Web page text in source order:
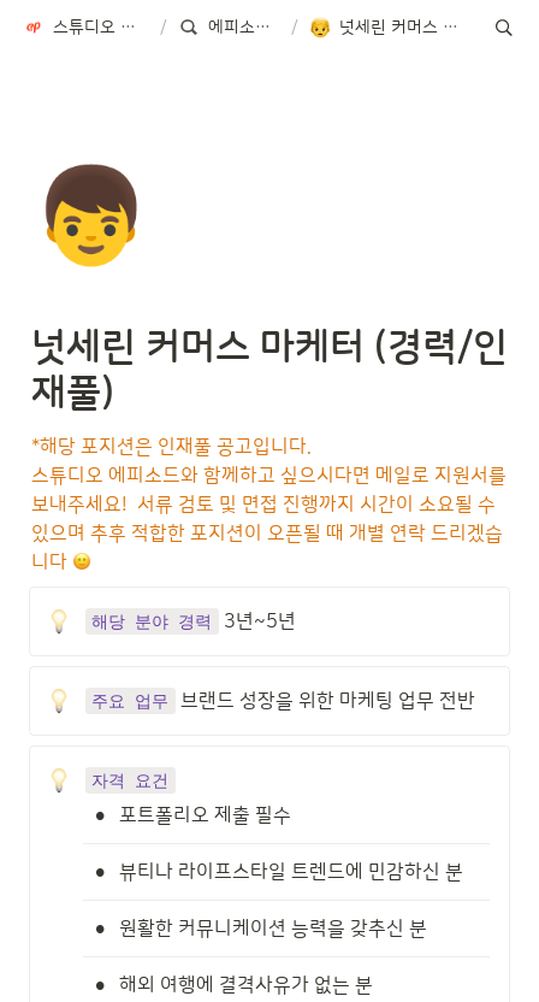
스튜디오 에피소드 STUDIO EPISODE / 에피소드 오픈 포지션 / 넛세린 커머스 마케터 (경력/인재풀)
👦
넛세린 커머스 마케터 (경력/인
재풀)
*해당 포지션은 인재풀 공고입니다.
스튜디오 에피소드와 함께하고 싶으시다면 메일로 지원서를
보내주세요!  서류 검토 및 면접 진행까지 시간이 소요될 수
있으며 추후 적합한 포지션이 오픈될 때 개별 연락 드리겠습
니다
해당 분야 경력 3년~5년
주요 업무 브랜드 성장을 위한 마케팅 업무 전반
자격 요건
• 포트폴리오 제출 필수
• 뷰티나 라이프스타일 트렌드에 민감하신 분
• 원활한 커뮤니케이션 능력을 갖추신 분
• 해외 여행에 결격사유가 없는 분